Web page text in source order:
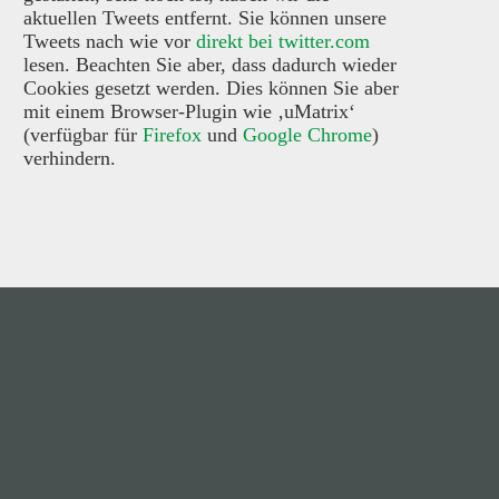
aktuellen Tweets entfernt. Sie können unsere
Tweets nach wie vordirekt bei twitter.com
lesen. Beachten Sie aber, dass dadurch wieder
Cookies gesetzt werden. Dies können Sie aber
mit einem Browser-Plugin wie ‚uMatrix‘
(verfügbar fürFirefox undGoogle Chrome)
verhindern.